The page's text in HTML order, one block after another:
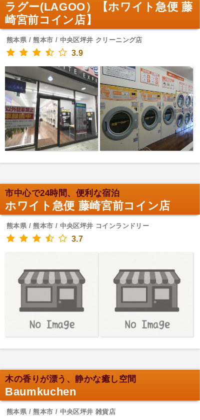
ラグー(LAGOO）【ホワイト急便 藤
崎宮前コイン店】
熊本県 / 熊本市 / 中央区坪井 クリーニング店
3.9
市中心で24時間、便利な宿泊
ホワイト急便 藤崎宮前コイン店
熊本県 / 熊本市 / 中央区坪井 コインランドリー
3.7
木の香りが漂う、静かな癒し空間
Baumkuchen
熊本県 / 熊本市 / 中央区坪井 雑貨店